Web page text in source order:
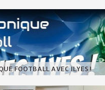
FOOTBALL AVEC ILYES !